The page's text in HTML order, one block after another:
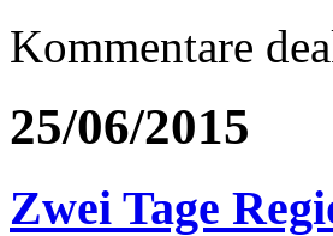
Kommentare
25/06/2015
Zwei Tage